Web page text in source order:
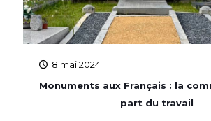
8 mai 2024
Monuments aux Français : la
part du travail